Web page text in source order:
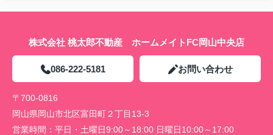
株式会社 桃太郎不動産 ホームメイトFC岡山中央店
086-222-5181 お問い合わせ
〒700-0816
岡山県岡山市北区富田町２丁目13-3
営業時間： 平日・土曜日9:00～18:00 日曜日10:00～17:00